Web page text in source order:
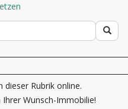
Rubrik online.
Wunsch-Immobilie!